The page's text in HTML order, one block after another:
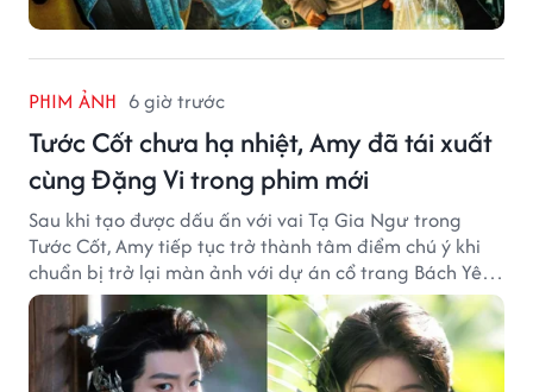
PHIM ẢNH 6 giờ trước
Tước Cốt chưa hạ nhiệt, Amy đã tái xuất
cùng Đặng Vi trong phim mới
Sau khi tạo được dấu ấn với vai Tạ Gia Ngư trong
Tước Cốt, Amy tiếp tục trở thành tâm điểm chú ý khi
chuẩn bị trở lại màn ảnh với dự án cổ trang Bách Yêu
Phổ.